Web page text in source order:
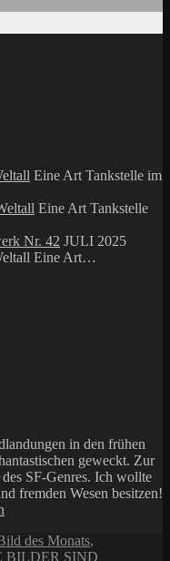
Eine Art Tankstelle im
Eine Art Tankstelle
Nr. 42 JULI 2025
Eine Art…
in den frühen
geweckt. Zur
SF-Genres. Ich wollte
fremden Wesen besitzen!
des Monats,
BILDER SIND